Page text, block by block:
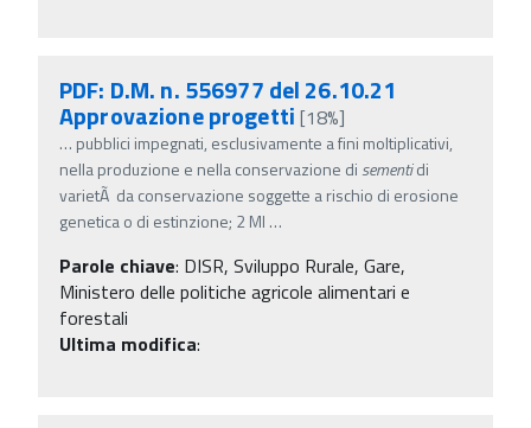
PDF: D.M. n. 556977 del 26.10.21
Approvazione progetti [18%]
… pubblici impegnati, esclusivamente a fini moltiplicativi,
nella produzione e nella conservazione di sementidi
varietÃ da conservazione soggette a rischio di erosione
genetica o di estinzione; 2 MI …
Parole chiave: DISR, Sviluppo Rurale, Gare,
Ministero delle politiche agricole alimentari e
forestali
Ultima modifica: